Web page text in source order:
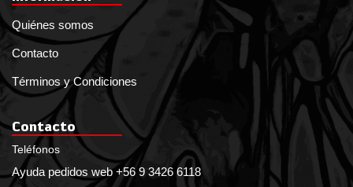
Quiénes somos
Contacto
Términos y Condiciones
Contacto
Teléfonos
Ayuda pedidos web +56 9 3426 6118